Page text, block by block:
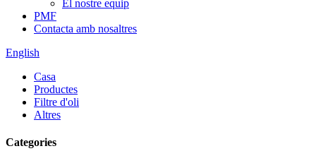
El nostre equip
PMF
Contacta amb nosaltres
English
Casa
Productes
Filtre d'oli
Altres
Categories